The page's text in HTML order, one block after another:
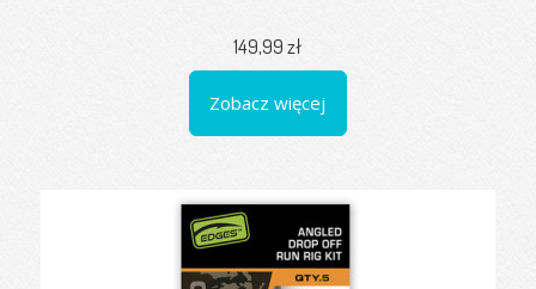
149,99 zł
Zobacz więcej